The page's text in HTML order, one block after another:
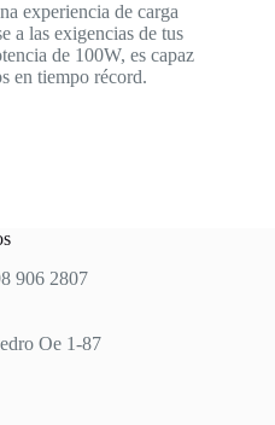
experiencia de carga
a las exigencias de tus
de 100W, es capaz
en tiempo récord.
906 2807
Oe 1-87